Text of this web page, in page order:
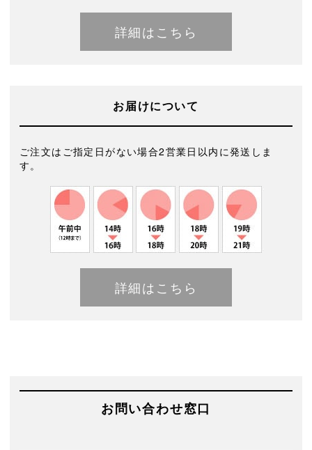
詳細はこちら
お届けについて
ご注文はご指定日がない場合2営業日以内に発送しま
す。
詳細はこちら
お問い合わせ窓口